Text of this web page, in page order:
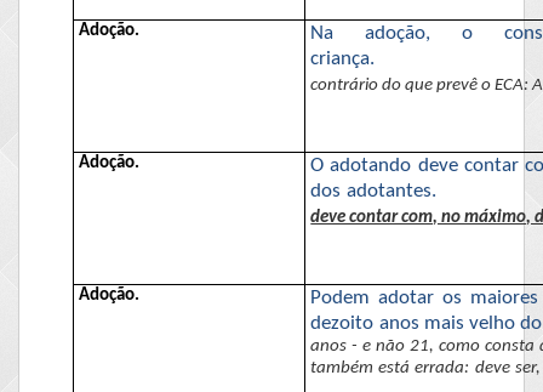
Adoção.
Na adoção, o
criança.
contrário do que prevêo ECA:
Adoção.
O adotando deve contar
dos adotantes.
deve contar com, no máximo,
Adoção.
Podem adotar os
dezoito anos mais velho
anos - e não 21, como consta
também está errada: deve